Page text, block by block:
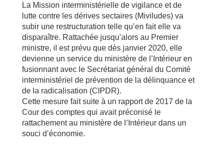
La Mission interministérielle de vigilance et de
lutte contre les dérives sectaires (Miviludes) va
subir une restructuration telle qu’en fait elle va
disparaître. Rattachée jusqu’alors au Premier
ministre, il est prévu que dès janvier 2020, elle
devienne un service du ministère de l’Intérieur en
fusionnant avec le Secrétariat général du Comité
interministériel de prévention de la délinquance et
de la radicalisation (CIPDR).
Cette mesure fait suite à un rapport de 2017 de la
Cour des comptes qui avait préconisé le
rattachement au ministère de l’Intérieur dans un
souci d’économie.